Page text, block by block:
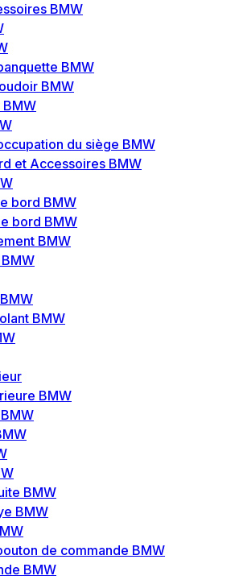
BMW
BMW
BMW
du siège BMW
et Accessoires BMW
bord BMW
bord BMW
BMW
BMW
BMW
BMW
BMW
de commande BMW
BMW